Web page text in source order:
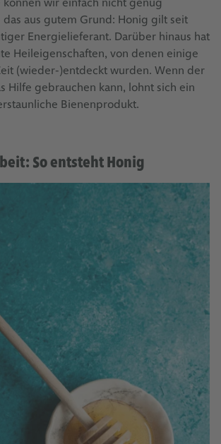
aus gutem Grund: Honig gilt seit
Energielieferant. Darüber hinaus hat
Heileigenschaften, von denen einige
(wieder-)entdeckt wurden. Wenn der
Hilfe gebrauchen kann, lohnt sich ein
Bienenprodukt.
So entsteht Honig